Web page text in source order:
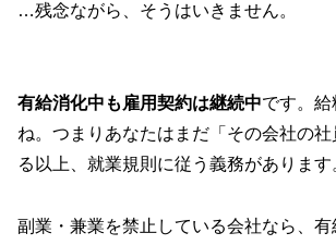
…残念ながら、そうはいきません。
有給消化中も雇用契約は継続中です。給
ね。つまりあなたはまだ「その会社の
る以上、就業規則に従う義務があります
副業・兼業を禁止している会社なら、